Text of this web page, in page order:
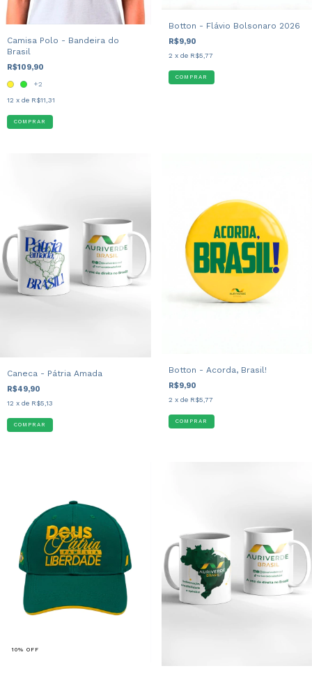
Camisa Polo - Bandeira do
Brasil
R$109,90
+2
12 x de R$11,31
COMPRAR
Botton - Flávio Bolsonaro 2026
R$9,90
2 x de R$5,77
Caneca - Pátria Amada
R$49,90
12 x de R$5,13
Botton - Acorda, Brasil!
R$9,90
2 x de R$5,77
10% OFF